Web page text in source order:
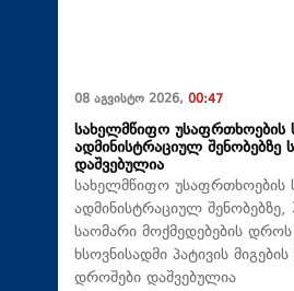
08 აგვისტო 2026, 00:47
სახელმწიფო უსაფრთხოების
ადმინისტრაციულ
დაშვებულია
სახელმწიფო უსაფრთხოების
ადმინისტრაციულ
საომარი მოქმედებების
ხსოვნისადმი პატივის
დროშები დაშვებულია